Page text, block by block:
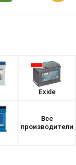
Exide
Все
производители